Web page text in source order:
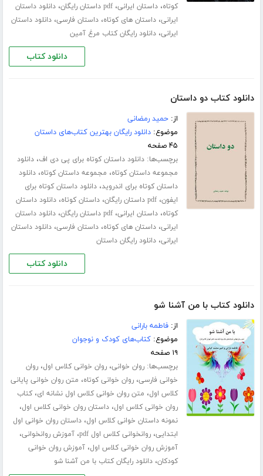
کوتاه،داستان ایرانی،pdf داستان رایگان ،دانلود داستان
ایرانی،داستان های کوتاه،داستان فارسی،دانلود داستان
ایرانی،دانلود رایگان کتاب مرغ آمین
دانلود کتاب
دانلود کتاب دو داستان
از:حمید رمضانی
موضوع:دانلود رایگان بهترین کتاب‌های داستان
۴۵ صفحه
برچسب‌ها:دانلود داستان کوتاه برای پی دی اف،دانلود
مجموعه داستان کوتاه، مجموعه داستان کوتاه،دانلود
داستان کوتاه برای اندروید،دانلود داستان کوتاه برای
ایفون،pdf داستان رایگان ،داستان کوتاه،دانلود داستان
کوتاه،داستان ایرانی،pdf داستان رایگان ،دانلود داستان
ایرانی،داستان های کوتاه،داستان فارسی،دانلود داستان
ایرانی،دانلود رایگان داستان
دانلود کتاب
دانلود کتاب با من آشنا شو
از:فاطمه بارانی
موضوع:کتاب‌های کودک و نوجوان
۱۹ صفحه
برچسب‌ها:روان خوانی،روان خوانی کلاس اول،روان
خوانی فارسی،روان خوانی کوتاه، متن روان خوانی پایانی
کلاس اول، متن روان خوانی کلاس اول نشانه ای،کتاب
روان خوانی کلاس اول،داستان روان خوانی کلاس اول،
نمونه داستان خوانی کلاس اول،داستان روان خوانی اول
ابتدایی،روانخوانی کلاس اول pdf ،آموزش روانخوانی،
آموزش روان خوانی کلاس اول،آموزش روان خوانی
کودکان،دانلود رایگان کتاب با من آشنا شو